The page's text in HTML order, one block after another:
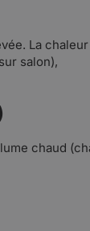
La
salon),
chaud